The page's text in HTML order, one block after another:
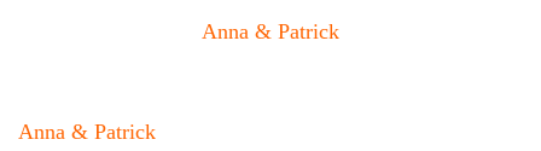
Anna & Patrick
Anna & Patrick